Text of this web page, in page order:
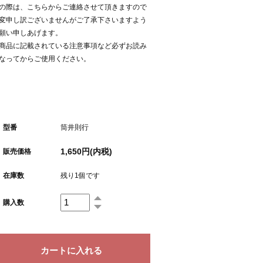
際は、こちらからご連絡させて頂きますので
申し訳ございませんがご了承下さいますよう
い申しあげます。
商品に記載されている注意事項など必ずお読み
ってからご使用ください。
型番 筒井則行
販売価格 1,650円(内税)
在庫数 残り1個です
購入数